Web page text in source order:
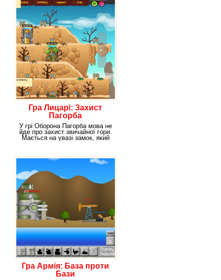
Гра Лицарі: Захист
Пагорба
У грі Оборона Пагорба мова не
йде про захист звичайної гори.
Мається на увазі замок, який
Гра Армія: База проти
Бази